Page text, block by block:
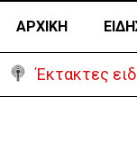
ΑΡΧΙΚΗ
Έκτακτες